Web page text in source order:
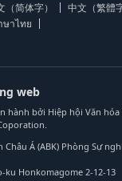
（简体字） 中文（繁體
ษาไทย
web
hành bởi Hiệp hội Văn hóa
Châu Á (ABK) Phòng Sự
ku Honkomagome 2-12-13